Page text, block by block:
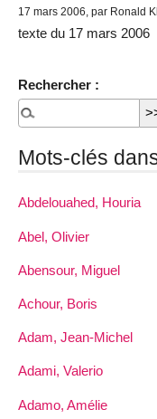
17 mars 2006, par Ronald
texte du 17 mars 2006
Rechercher :
Mots-clés
Abdelouahed, Houria
Abel, Olivier
Abensour, Miguel
Achour, Boris
Adam, Jean-Michel
Adami, Valerio
Adamo, Amélie